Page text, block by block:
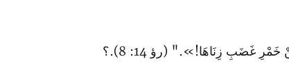
غَضَبِ زِنَاهَا!»." (رؤ 14: 8).؟